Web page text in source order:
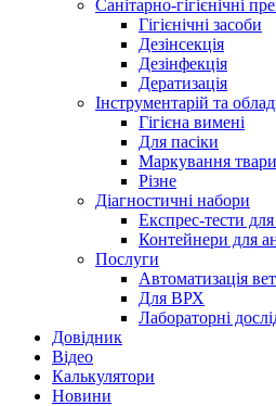
Санітарно-гігієнічні
Гігієнічні засоби
Дезінсекція
Дезінфекція
Дератизація
Інструментарій та
Гігієна вимені
Для пасіки
Маркування
Різне
Діагностичні набори
Експрес-тести
Контейнери для
Послуги
Автоматизація
Для ВРХ
Лабораторні
Довідник
Відео
Калькулятори
Новини